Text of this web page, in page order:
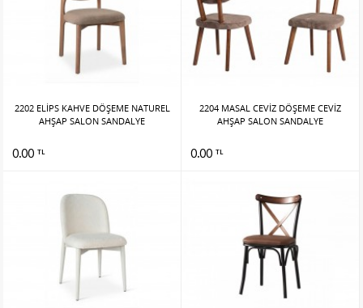
2202 ELİPS KAHVE DÖŞEME NATUREL
AHŞAP SALON SANDALYE
0.00 TL
2204 MASAL CEVİZ DÖŞEME CEVİZ
AHŞAP SALON SANDALYE
0.00 TL